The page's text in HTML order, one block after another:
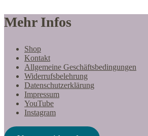
Mehr Infos
Shop
Kontakt
Allgemeine Geschäftsbedingungen
Widerrufsbelehrung
Datenschutzerklärung
Impressum
YouTube
Instagram